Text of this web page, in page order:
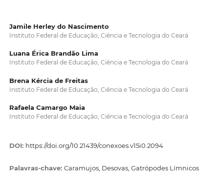
Jamile Herley do Nascimento
Instituto Federal de Educação, Ciência e Tecnologia do Ceará
Luana Érica Brandão Lima
Instituto Federal de Educação, Ciência e Tecnologia do Ceará
Brena Kércia de Freitas
Instituto Federal de Educação, Ciência e Tecnologia do Ceará
Rafaela Camargo Maia
Instituto Federal de Educação, Ciência e Tecnologia do Ceará
DOI: https://doi.org/10.21439/conexoes.v15i0.2094
Palavras-chave: Caramujos, Desovas, Gatrópodes Límnicos